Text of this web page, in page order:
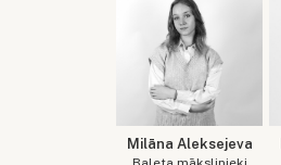
Milāna Aleksejeva